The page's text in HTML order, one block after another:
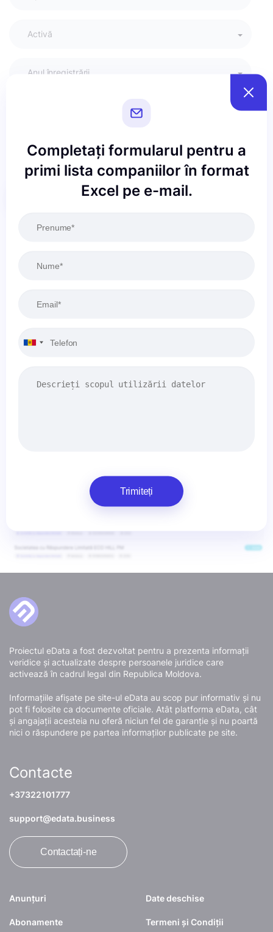
Activă
Anul înregistrării
Aplicați
Completați formularul pentru a
primi lista companiilor în format
Excel pe e-mail.
Trimiteți
Proiectul eData a fost dezvoltat pentru a prezenta informații
veridice și actualizate despre persoanele juridice care
activează în cadrul legal din Republica Moldova.
Informațiile afișate pe site-ul eData au scop pur informativ și nu
pot fi folosite ca documente oficiale. Atât platforma eData, cât
și angajații acesteia nu oferă niciun fel de garanție și nu poartă
nici o răspundere pe partea informaților publicate pe site.
Anunțuri
Abonamente
Date deschise
Termeni și Condiții
Contacte
+37322101777
support@edata.business
Contactați-ne